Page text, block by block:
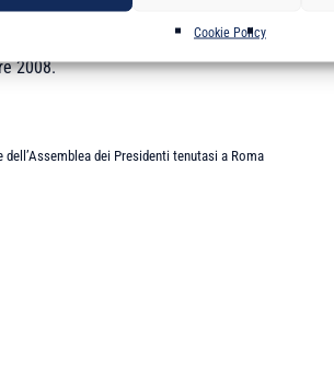
Cookie Policy
sede è stata presentata una
2008.
dei Presidenti tenutasi a Roma